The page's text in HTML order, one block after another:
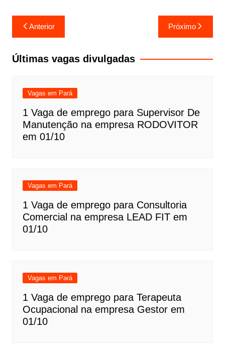
Navegação
de
Post
Anterior Próximo
Últimas vagas divulgadas
Vagas em Pará
1 Vaga de emprego para Supervisor De
Manutenção na empresa RODOVITOR
em 01/10
Vagas em Pará
1 Vaga de emprego para Consultoria
Comercial na empresa LEAD FIT em
01/10
Vagas em Pará
1 Vaga de emprego para Terapeuta
Ocupacional na empresa Gestor em
01/10